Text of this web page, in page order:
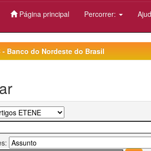
Página principal Percorrer:
- Banco do Nordeste do Brasil